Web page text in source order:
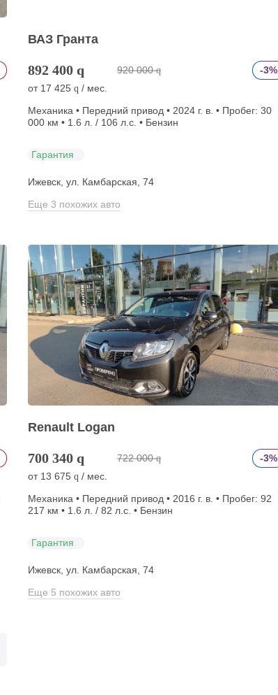
ВАЗ Гранта
892 400 q 920 000 q
-3%
от 17 425 q / мес.
Механика • Передний привод • 2024 г. в. • Пробег: 30
000 км • 1.6 л. / 106 л.с. • Бензин
Гарантия
Ижевск, ул. Камбарская, 74
Еще 3 похожих авто
Renault Logan
700 340 q 722 000 q
-3%
от 13 675 q / мес.
Механика • Передний привод • 2016 г. в. • Пробег: 92
217 км • 1.6 л. / 82 л.с. • Бензин
Гарантия
Ижевск, ул. Камбарская, 74
Еще 5 похожих авто